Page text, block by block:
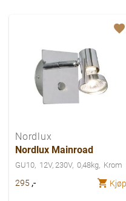
Nordlux
Nordlux Mainroad
GU10 12V, 230V 0,48kg Krom
295 ,- Kjøp